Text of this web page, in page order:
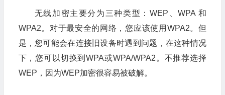
无线加密主要分为三种类型：WEP、WPA 和
WPA2。对于最安全的网络，您应该使用WPA2。但
是，您可能会在连接旧设备时遇到问题，在这种情况
下，您可以切换到WPA或WPA/WPA2。不推荐选择
WEP，因为WEP加密很容易被破解。